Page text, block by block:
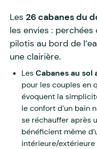
Les 26 cabanes du
les envies :
pilotis au bord de
une clairière.
LesCabanes au sol
pour les couples en
évoquent la
le confort d’un bain
se réchauffer après
bénéficient même
intérieure/